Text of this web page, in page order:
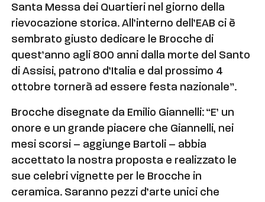
Santa Messa dei Quartieri nel giorno della
rievocazione storica. All’interno dell’EAB ci è
sembrato giusto dedicare le Brocche di
quest’anno agli 800 anni dalla morte del Santo
di Assisi, patrono d’Italia e dal prossimo 4
ottobre tornerà ad essere festa nazionale”.
Brocche disegnate da Emilio Giannelli: “E’ un
onore e un grande piacere che Giannelli, nei
mesi scorsi – aggiunge Bartoli – abbia
accettato la nostra proposta e realizzato le
sue celebri vignette per le Brocche in
ceramica. Saranno pezzi d’arte unici che